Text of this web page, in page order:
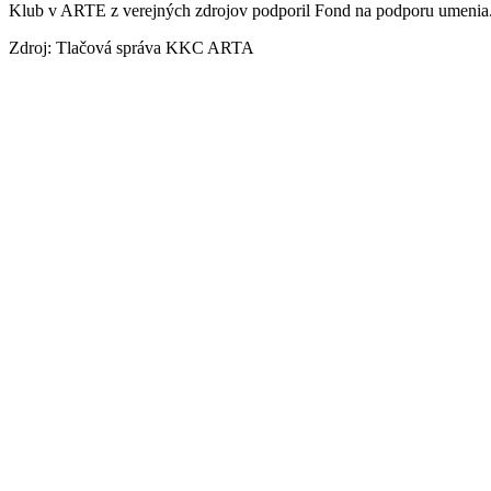
Klub v ARTE z verejných zdrojov podporil Fond na podporu
Zdroj: Tlačová správa KKC ARTA